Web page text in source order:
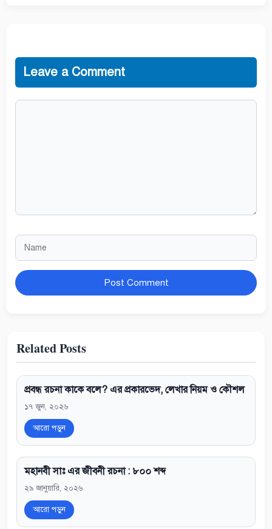
Leave a Comment
Comment
Name
Website
Related Posts
প্রবন্ধ রচনা কাকে বলে? এর প্রকারভেদ, লেখার নিয়ম ও কৌশল
১৭ জুন, ২০২৬
আরো পড়ুন
মহানবী সাঃ এর জীবনী রচনা : ৮০০ শব্দ
২৯ জানুয়ারি, ২০২৬
আরো পড়ুন